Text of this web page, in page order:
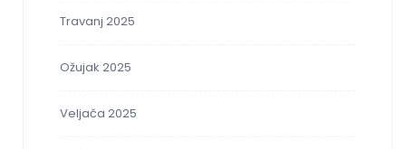
Travanj 2025
Ožujak 2025
Veljača 2025